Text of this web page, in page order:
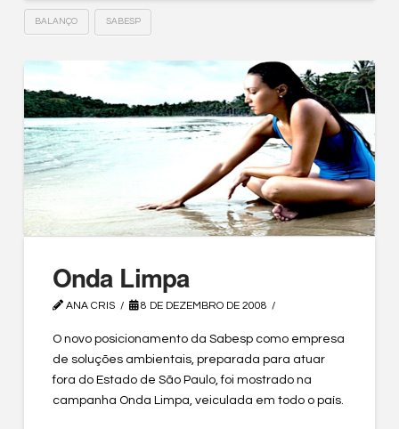
BALANÇO SABESP
Onda Limpa
ANA CRIS 8 DE DEZEMBRO DE 2008
O novo posicionamento da Sabesp como empresa
de soluções ambientais, preparada para atuar
fora do Estado de São Paulo, foi mostrado na
campanha Onda Limpa, veiculada em todo o país.